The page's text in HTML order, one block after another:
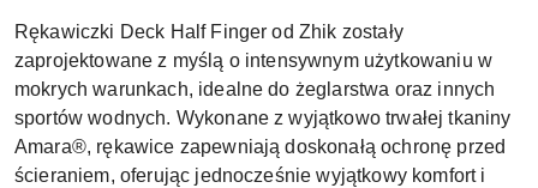
Rękawiczki Deck Half Finger od Zhik zostały
zaprojektowane z myślą o intensywnym użytkowaniu w
mokrych warunkach, idealne do żeglarstwa oraz innych
sportów wodnych. Wykonane z wyjątkowo trwałej tkaniny
Amara®, rękawice zapewniają doskonałą ochronę przed
ścieraniem, oferując jednocześnie wyjątkowy komfort i